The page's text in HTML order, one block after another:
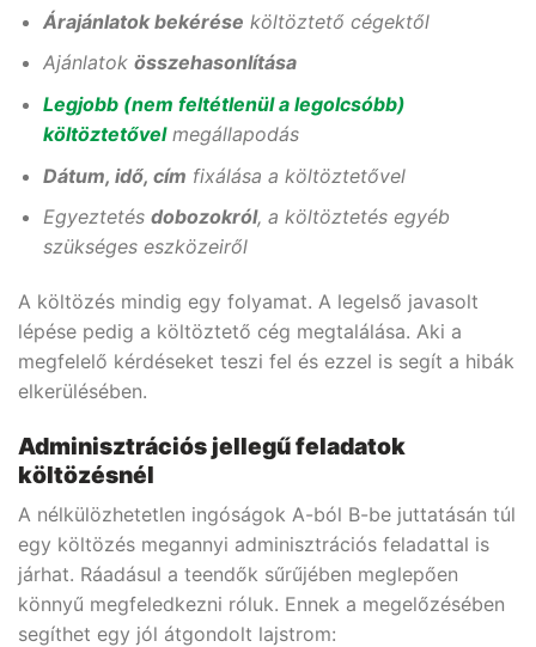
Árajánlatok bekérése költöztető cégektől
Ajánlatok összehasonlítása
Legjobb (nem feltétlenül a legolcsóbb)
költöztetővelmegállapodás
Dátum, idő, cím fixálása a költöztetővel
Egyeztetés dobozokról, a költöztetés egyéb
szükséges eszközeiről
A költözés mindig egy folyamat. A legelső javasolt
lépése pedig a költöztető cég megtalálása. Aki a
megfelelő kérdéseket teszi fel és ezzel is segít a hibák
elkerülésében.
Adminisztrációs jellegű feladatok
költözésnél
A nélkülözhetetlen ingóságok A-ból B-be juttatásán túl
egy költözés megannyi adminisztrációs feladattal is
járhat. Ráadásul a teendők sűrűjében meglepően
könnyű megfeledkezni róluk. Ennek a megelőzésében
segíthet egy jól átgondolt lajstrom: